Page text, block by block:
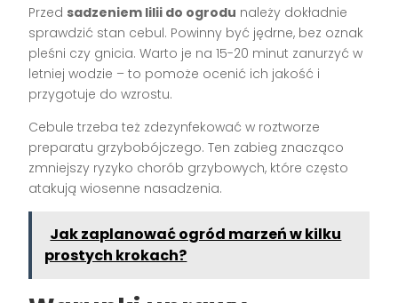
Przed sadzeniem lilii do ogrodu należy dokładnie
sprawdzić stan cebul. Powinny być jędrne, bez oznak
pleśni czy gnicia. Warto je na 15-20 minut zanurzyć w
letniej wodzie – to pomoże ocenić ich jakość i
przygotuje do wzrostu.
Cebule trzeba też zdezynfekować w roztworze
preparatu grzybobójczego. Ten zabieg znacząco
zmniejszy ryzyko chorób grzybowych, które często
atakują wiosenne nasadzenia.
Jak zaplanować ogród marzeń w kilku
prostych krokach?